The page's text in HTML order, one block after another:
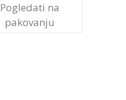
Pogledati na
pakovanju